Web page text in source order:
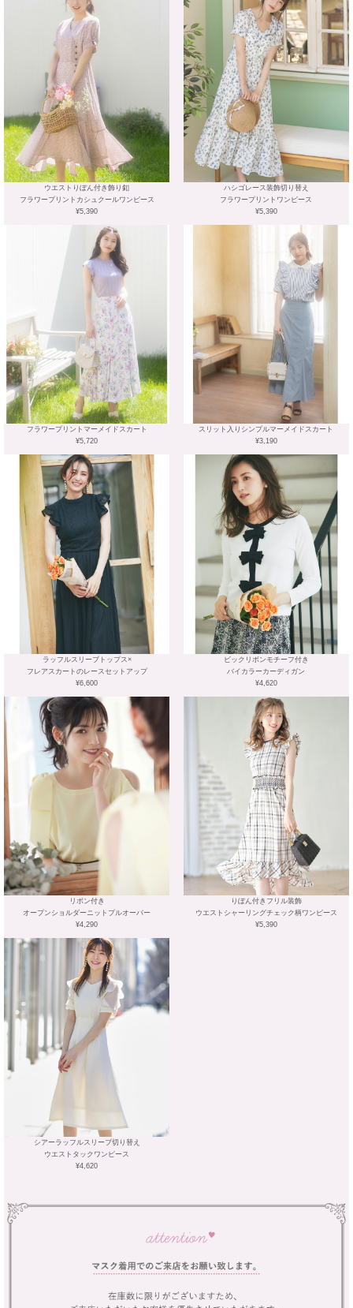
ウエストりぼん付き飾り釦
フラワープリントカシュクールワンピース
¥5,390
ハシゴレース装飾切り替え
フラワープリントワンピース
¥5,390
フラワープリントマーメイドスカート
¥5,720
スリット入りシンプルマーメイドスカート
¥3,190
ラッフルスリーブトップス×
フレアスカートのレースセットアップ
¥6,600
ビックリボンモチーフ付き
バイカラーカーディガン
¥4,620
リボン付き
オープンショルダーニットプルオーバー
¥4,290
りぼん付きフリル装飾
ウエストシャーリングチェック柄ワンピース
¥5,390
シアーラッフルスリーブ切り替え
ウエストタックワンピース
¥4,620